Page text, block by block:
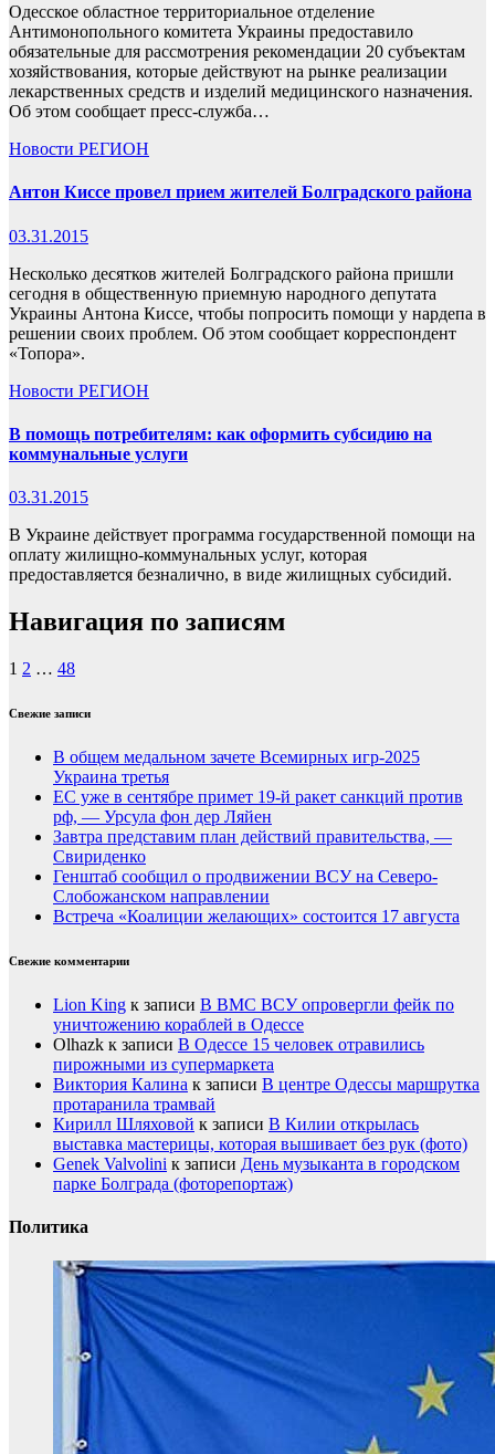
Одесское областное территориальное отделение
Антимонопольного комитета Украины предоставило
обязательные для рассмотрения рекомендации 20 субъектам
хозяйствования, которые действуют на рынке реализации
лекарственных средств и изделий медицинского назначения.
Об этом сообщает пресс-служба…
Новости РЕГИОН
Антон Киссе провел прием жителей Болградского района
03.31.2015
Несколько десятков жителей Болградского района пришли
сегодня в общественную приемную народного депутата
Украины Антона Киссе, чтобы попросить помощи у нардепа в
решении своих проблем. Об этом сообщает корреспондент
«Топора».
Новости РЕГИОН
В помощь потребителям: как оформить субсидию на
коммунальные услуги
03.31.2015
В Украине действует программа государственной помощи на
оплату жилищно-коммунальных услуг, которая
предоставляется безналично, в виде жилищных субсидий.
Навигация по записям
1 2 … 48
Свежие записи
В общем медальном зачете Всемирных игр-2025
Украина третья
ЕС уже в сентябре примет 19-й ракет санкций против
рф, — Урсула фон дер Ляйен
Завтра представим план действий правительства, —
Свириденко
Генштаб сообщил о продвижении ВСУ на Северо-
Слобожанском направлении
Встреча «Коалиции желающих» состоится 17 августа
Свежие комментарии
Lion King к записи В ВМС ВСУ опровергли фейк по
уничтожению кораблей в Одессе
Olhazk к записи В Одессе 15 человек отравились
пирожными из супермаркета
Виктория Калина к записи В центре Одессы маршрутка
протаранила трамвай
Кирилл Шляховой к записи В Килии открылась
выставка мастерицы, которая вышивает без рук (фото)
Genek Valvolini к записи День музыканта в городском
парке Болграда (фоторепортаж)
Политика